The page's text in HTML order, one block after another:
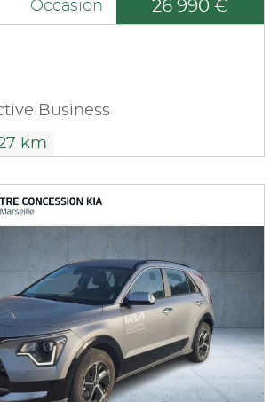
Occasion 26 990 €
Business
km